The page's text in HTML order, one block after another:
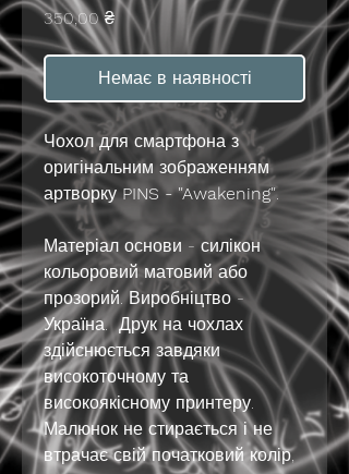
350,00 ₴Ціна
Немає в наявності
Чохол для смартфона з
оригінальним зображенням
артворкуPINS - "Awakening".
Матеріал основи - силікон
кольоровий матовий або
прозорий. Виробніцтво -
Україна. Друк на чохлах
здійснюється завдяки
високоточному та
високоякісному принтеру.
Малюнок не стирається і не
втрачає свій початковий колір,